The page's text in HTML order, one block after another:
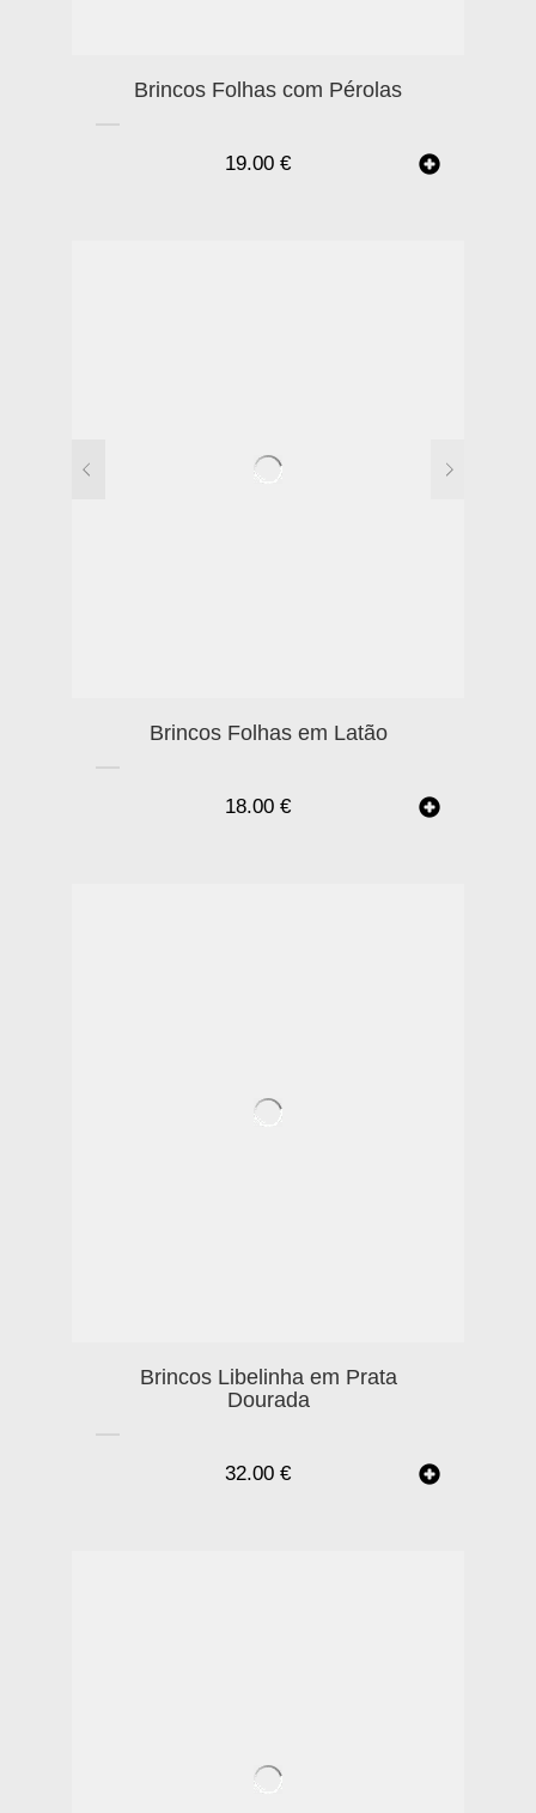
Brincos Folhas com Pérolas
19.00 €
Brincos Folhas em Latão
18.00 €
Brincos Libelinha em Prata
Dourada
32.00 €